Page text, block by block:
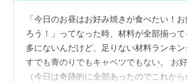
「今日のお昼はお好み焼きが食べたい！
ろう！」ってなった時、材料が全部揃っ
多にないんだけど、足りない材料ランキ
すでも青のりでもキャベツでもない。 お好
（今日は奇跡的に全部あったのでこれか